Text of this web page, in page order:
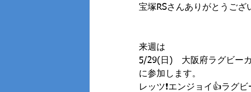
宝塚RSさんありがとうござ
来週は
5/29(日)　大阪府ラグビー
に参加します。
レッツ❗️エンジョイ👍ラグビ